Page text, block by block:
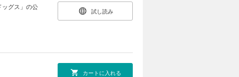
グス」の公
試し読み
カートに入れる